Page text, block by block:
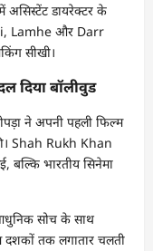
असिस्टेंट डायरेक्टर के
Lamhe और Darr
सीखी।
दिया बॉलीवुड
ने अपनी पहली फिल्म
Shah Rukh Khan
बल्कि भारतीय सिनेमा
आधुनिक सोच के साथ
दशकों तक लगातार चलती